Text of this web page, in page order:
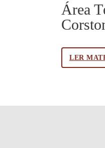
Área
LER